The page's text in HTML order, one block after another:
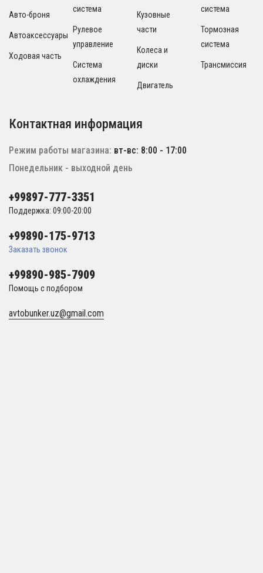
Авто-броня
Автоаксессуары
Ходовая часть
система
Рулевое
управление
Система
охлаждения
Кузовные
части
Колеса и
диски
Двигатель
система
Тормозная
система
Трансмиссия
Контактная информация
Режим работы магазина: вт-вс: 8:00 - 17:00
Понедельник - выходной день
+99897-777-3351
Поддержка: 09:00-20:00
+99890-175-9713
Заказать звонок
+99890-985-7909
Помощь с подбором
avtobunker.uz@gmail.com